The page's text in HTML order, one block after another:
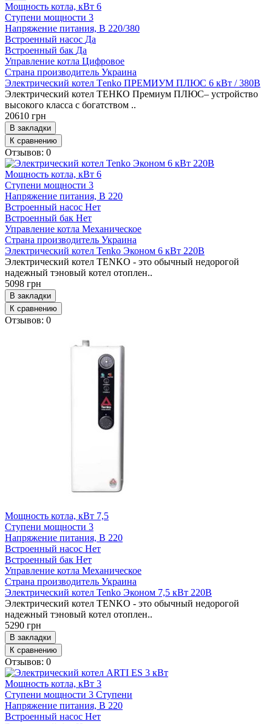
Мощность котла, кВт 6
Ступени мощности 3
Напряжение питания, В 220/380
Встроенный насос Да
Встроенный бак Да
Управление котла Цифровое
Страна производитель Украина
Электрический котел Тenko ПРЕМИУМ ПЛЮС 6 кВт / 380В
Электрический котел ТЕНКО Премиум ПЛЮС– устройство
высокого класса с богатством ..
20610 грн
В закладки
К сравнению
Отзывов: 0
Мощность котла, кВт 6
Ступени мощности 3
Напряжение питания, В 220
Встроенный насос Нет
Встроенный бак Нет
Управление котла Механическое
Страна производитель Украина
Электрический котел Tenko Эконом 6 кВт 220В
Электрический котел TENKO - это обычный недорогой
надежный тэновый котел отоплен..
5098 грн
В закладки
К сравнению
Отзывов: 0
Мощность котла, кВт 7,5
Ступени мощности 3
Напряжение питания, В 220
Встроенный насос Нет
Встроенный бак Нет
Управление котла Механическое
Страна производитель Украина
Электрический котел Tenko Эконом 7,5 кВт 220В
Электрический котел TENKO - это обычный недорогой
надежный тэновый котел отоплен..
5290 грн
В закладки
К сравнению
Отзывов: 0
Мощность котла, кВт 3
Ступени мощности 3 Ступени
Напряжение питания, В 220
Встроенный насос Нет